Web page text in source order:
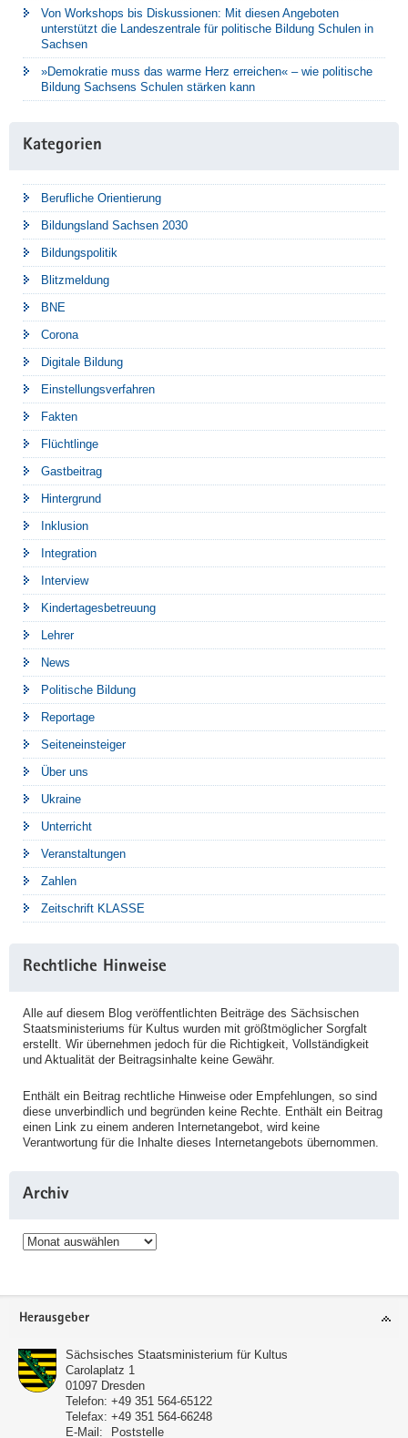
Von Workshops bis Diskussionen: Mit diesen Angeboten
unterstützt die Landeszentrale für politische Bildung Schulen in
Sachsen
»Demokratie muss das warme Herz erreichen« – wie politische
Bildung Sachsens Schulen stärken kann
Kategorien
Berufliche Orientierung
Bildungsland Sachsen 2030
Bildungspolitik
Blitzmeldung
BNE
Corona
Digitale Bildung
Einstellungsverfahren
Fakten
Flüchtlinge
Gastbeitrag
Hintergrund
Inklusion
Integration
Interview
Kindertagesbetreuung
Lehrer
News
Politische Bildung
Reportage
Seiteneinsteiger
Über uns
Ukraine
Unterricht
Veranstaltungen
Zahlen
Zeitschrift KLASSE
Rechtliche Hinweise
Alle auf diesem Blog veröffentlichten Beiträge des Sächsischen
Staatsministeriums für Kultus wurden mit größtmöglicher Sorgfalt
erstellt. Wir übernehmen jedoch für die Richtigkeit, Vollständigkeit
und Aktualität der Beitragsinhalte keine Gewähr.
Enthält ein Beitrag rechtliche Hinweise oder Empfehlungen, so sind
diese unverbindlich und begründen keine Rechte. Enthält ein Beitrag
einen Link zu einem anderen Internetangebot, wird keine
Verantwortung für die Inhalte dieses Internetangebots übernommen.
Archiv
Archiv
Service
Herausgeber
Sächsisches Staatsministerium für Kultus
Carolaplatz 1
01097 Dresden
Telefon: +49 351 564-65122
Telefax: +49 351 564-66248
E-Mail:
Poststelle